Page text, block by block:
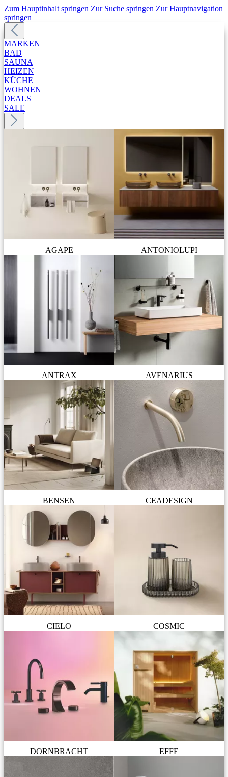
Zum Hauptinhalt springen Zur Suche springen Zur Hauptnavigation
springen
MARKEN
BAD
SAUNA
HEIZEN
KÜCHE
WOHNEN
DEALS
SALE
AGAPE ANTONIOLUPI
ANTRAX AVENARIUS
BENSEN CEADESIGN
CIELO COSMIC
DORNBRACHT EFFE